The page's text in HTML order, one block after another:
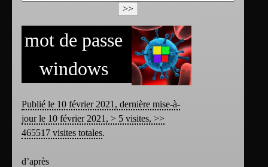
mot de passe
windows
Publié le 10 février 2021, dernière mise-à-
jour le 10 février 2021, > 5 visites, >>
465517 visites totales.
d’après